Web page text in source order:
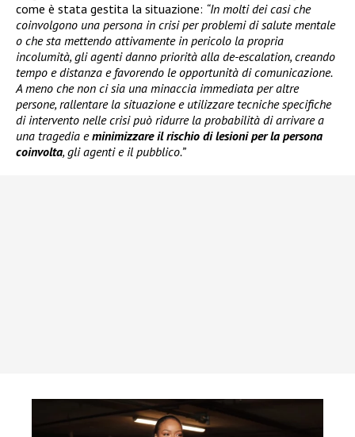
come è stata gestita la situazione: “In molti dei casi che
coinvolgono una persona in crisi per problemi di salute mentale
o che sta mettendo attivamente in pericolo la propria
incolumità, gli agenti danno priorità alla de-escalation, creando
tempo e distanza e favorendo le opportunità di comunicazione.
A meno che non ci sia una minaccia immediata per altre
persone, rallentare la situazione e utilizzare tecniche specifiche
di intervento nelle crisi può ridurre la probabilità di arrivare a
una tragedia eminimizzare il rischio di lesioni per la persona
coinvolta, gli agenti e il pubblico.”